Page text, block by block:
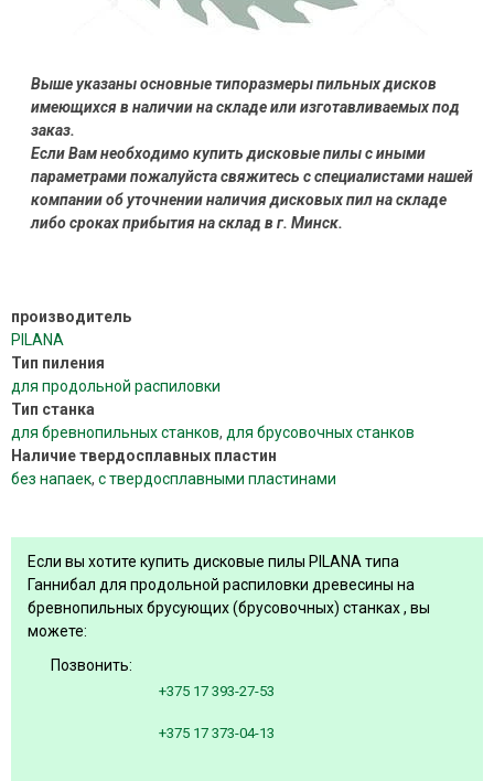
Выше указаны основные типоразмеры пильных дисков
имеющихся в наличии на складе или изготавливаемых под
заказ.
Если Вам необходимо купить дисковые пилы с иными
параметрами пожалуйста свяжитесь с специалистами нашей
компании об уточнении наличия дисковых пил на складе
либо сроках прибытия на склад в г. Минск.
производитель
PILANA
Тип пиления
для продольной распиловки
Тип станка
для бревнопильных станков, для брусовочных станков
Наличие твердосплавных пластин
без напаек, с твердосплавными пластинами
Если вы хотите купить дисковые пилы PILANA типа
Ганнибал для продольной распиловки древесины на
бревнопильных брусующих (брусовочных) станках , вы
можете:
Позвонить:
+375 17 393-27-53
+375 17 373-04-13